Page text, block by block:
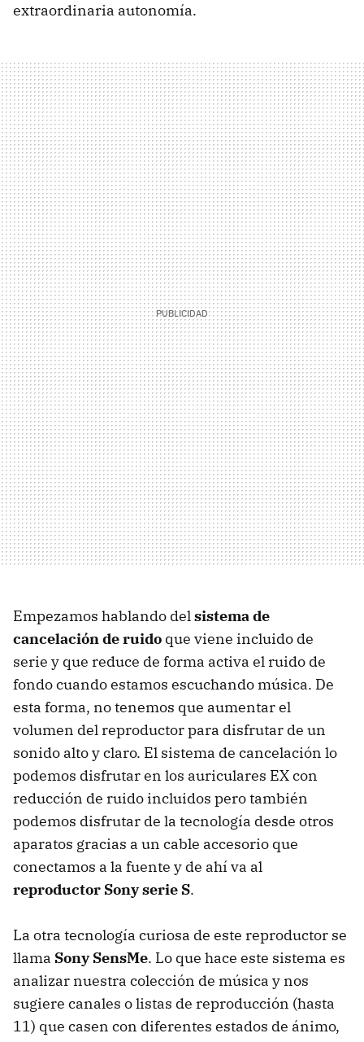
extraordinaria autonomía.
Empezamos hablando delsistema de
cancelación de ruido que viene incluido de
serie y que reduce de forma activa el ruido de
fondo cuando estamos escuchando música. De
esta forma, no tenemos que aumentar el
volumen del reproductor para disfrutar de un
sonido alto y claro. El sistema de cancelación lo
podemos disfrutar en los auriculares EX con
reducción de ruido incluidos pero también
podemos disfrutar de la tecnología desde otros
aparatos gracias a un cable accesorio que
conectamos a la fuente y de ahí va al
reproductor Sony serie S.
La otra tecnología curiosa de este reproductor se
llama Sony SensMe. Lo que hace este sistema es
analizar nuestra colección de música y nos
sugiere canales o listas de reproducción (hasta
11) que casen con diferentes estados de ánimo,